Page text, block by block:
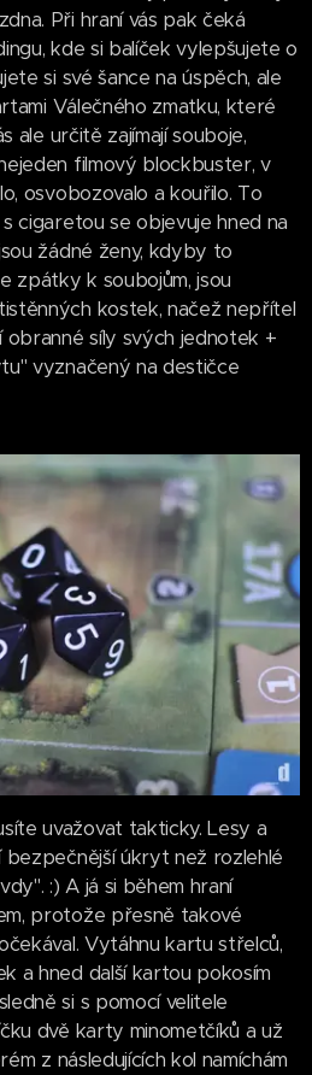
Při hraní vás pak čeká
kde si balíček vylepšujete o
si své šance na úspěch, ale
Válečného zmatku, které
ale určitě zajímají souboje,
filmový blockbuster, v
osvobozovalo a kouřilo. To
cigaretou se objevuje hned na
žádné ženy, kdyby to
zpátky k soubojům, jsou
kostek, načež nepřítel
obranné síly svých jednotek +
vyznačený na destičce
uvažovat takticky. Lesy a
úkryt než rozlehlé
:) A já si během hraní
protože přesně takové
Vytáhnu kartu střelců,
a hned další kartou pokosím
si s pomocí velitele
dvě karty minometčíků a už
z následujících kol namíchám